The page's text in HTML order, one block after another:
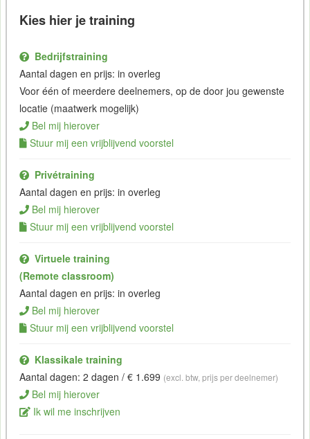
Kies hier je training
Bedrijfstraining
Aantal dagen en prijs: in overleg
Voor één of meerdere deelnemers, op de door jou gewenste
locatie (maatwerk mogelijk)
Bel mij hierover
Stuur mij een vrijblijvend voorstel
Privétraining
Aantal dagen en prijs: in overleg
Bel mij hierover
Stuur mij een vrijblijvend voorstel
Virtuele training
(Remote classroom)
Aantal dagen en prijs: in overleg
Bel mij hierover
Stuur mij een vrijblijvend voorstel
Klassikale training
Aantal dagen: 2 dagen / € 1.699 (excl. btw, prijs per deelnemer)
Bel mij hierover
Ik wil me inschrijven